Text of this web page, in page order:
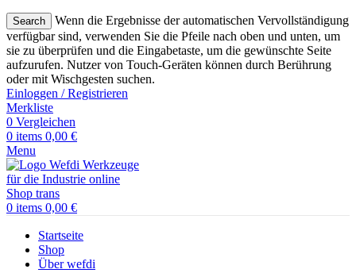
Search
Wenn die Ergebnisse der automatischen Vervollständigung
verfügbar sind, verwenden Sie die Pfeile nach oben und unten, um
sie zu überprüfen und die Eingabetaste, um die gewünschte Seite
aufzurufen. Nutzer von Touch-Geräten können durch Berührung
oder mit Wischgesten suchen.
Einloggen / Registrieren
Merkliste
0 Vergleichen
0 items 0,00 €
Menu
0 items 0,00 €
Startseite
Shop
Über wefdi